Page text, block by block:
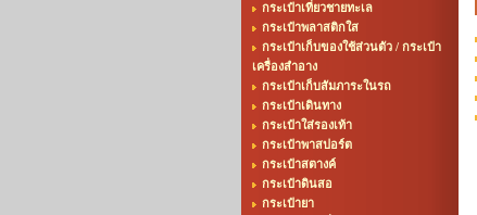
กระเป๋าเที่ยวชายทะเล
กระเป๋าพลาสติกใส
กระเป๋าเก็บของใช้ส่วนตัว / กระเป๋า
เครื่องสำอาง
กระเป๋าเก็บสัมภาระในรถ
กระเป๋าเดินทาง
กระเป๋าใส่รองเท้า
กระเป๋าพาสปอร์ต
กระเป๋าสตางค์
กระเป๋าดินสอ
กระเป๋ายา